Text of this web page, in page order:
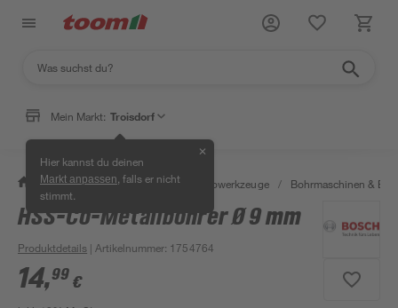
Mein Markt: Troisdorf
Hier kannst du deinen
Markt anpassen , falls er nicht
stimmt.
✕
/ Werkstatt & Maschinen / Elektrowerkzeuge / Bohrmaschinen &
HSS-Co-Metallbohrer Ø 9 mm
Produktdetails | Artikelnummer: 1754764
14,99 €